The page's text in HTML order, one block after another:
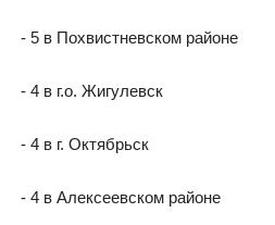
- 5 в Похвистневском районе
- 4 в г.о. Жигулевск
- 4 в г. Октябрьск
- 4 в Алексеевском районе